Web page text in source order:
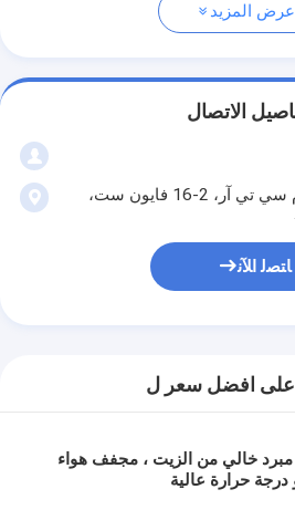
عرض المزيد
الاتصال
RM18، 27/F، هو كينغ كوم سي تي آر، 2-16 فايون ست،
ﺎﺘﺼﻟ ﺍﻶﻧ
افضل سعر ل
خالي من الزيت ، مجفف هواء
درجة حرارة عالية